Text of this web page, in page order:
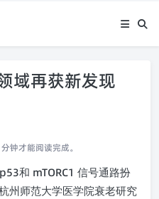
域再获新发现
钟才能阅读完成。
p53和 mTORC1 信号通路扮
州师范大学医学院衰老研究